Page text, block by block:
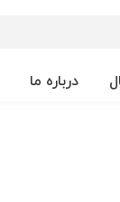
درباره ما